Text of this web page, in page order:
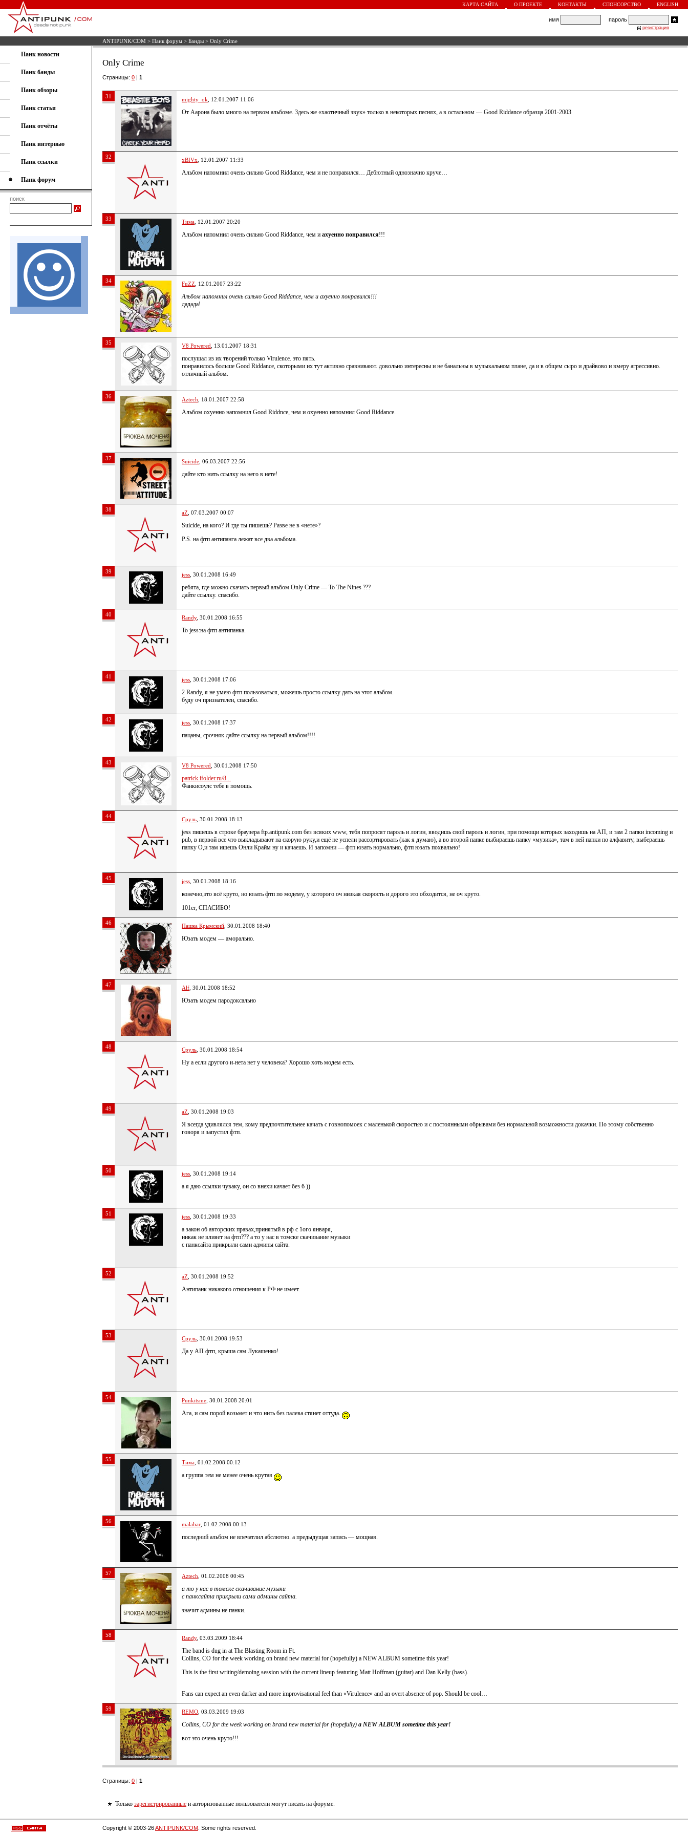
КАРТА САЙТА О ПРОЕКТЕ КОНТАКТЫ СПОНСОРСТВО ENGLISH
имя пароль
регистрация
ANTIPUNK/COM > Панк форум > Банды > Only Crime
Панк новости
Панк банды
Панк обзоры
Панк статьи
Панк отчёты
Панк интервью
Панк ссылки
Панк форум
поиск
Only Crime
Страницы: 0 | 1
31 mighty_ok , 12.01.2007 11:06
От Аарона было много на первом альбоме. Здесь же «хаотичный звук» только в некоторых песнях, а в остальном — Good Riddance образца 2001-2003
32 xBIVx , 12.01.2007 11:33
Альбом напомнил очень сильно Good Riddance, чем и не понравился… Дебютный однозначно круче…
33 Тима , 12.01.2007 20:20
Альбом напомнил очень сильно Good Riddance, чем и ахуенно понравился!!!
34 FuZZ , 12.01.2007 23:22
Альбом напомнил очень сильно Good Riddance, чем и ахуенно понравился!!!
дадада!
35 V8 Powered , 13.01.2007 18:31
послушал из их творений только Virulence. это пять.
понравилось больше Good Riddance, скоторыми их тут активно сравнивают. довольно интересны и не банальны в музыкальном плане, да и в общем сыро и драйвово и вмеру агрессивно.
отличный альбом.
36 Aztech , 18.01.2007 22:58
Альбом охуенно напомнил Good Riddnce, чем и охуенно напомнил Good Riddance.
37 Suicide , 06.03.2007 22:56
дайте кто нить ссылку на него в нете!
38 aZ , 07.03.2007 00:07
Suicide, на кого? И где ты пишешь? Разве не в «нете»?
P.S. на фтп антипанга лежат все два альбома.
39 jess , 30.01.2008 16:49
ребята, где можно скачать первый альбом Only Crime — To The Nines ???
дайте ссылку. спасибо.
40 Randy, 30.01.2008 16:55
To jess:на фтп антипанка.
41 jess , 30.01.2008 17:06
2 Randy, я не умею фтп пользоваться, можешь просто ссылку дать на этот альбом.
буду оч признателен, спасибо.
42 jess , 30.01.2008 17:37
пацаны, срочняк дайте ссылку на первый альбом!!!!
43 V8 Powered , 30.01.2008 17:50
patrick.ifolder.ru/8...
Фанкисоулс тебе в помощь.
44 Сруль , 30.01.2008 18:13
jess пишешь в строке браузера ftp.antipunk.com без всяких www, тебя попросят пароль и логин, вводишь свой пароль и логин, при помощи которых заходишь на АП, и там 2 папки incoming и
pub, в первой все что выкладывают на скорую руку,и ещё не успели рассортировать (как я думаю), а во второй папке выбираешь папку «музика», там в ней папки по алфавиту, выбераешь
папку О,и там ишешь Онли Крайм ну и качаешь. И запомни — фтп юзать нормально, фтп юзать похвально!
45 jess , 30.01.2008 18:16
конечно,это всё круто, но юзать фтп по модему, у которого оч низкая скорость и дорого это обходится, не оч круто.
101er, СПАСИБО!
46 Пашка Крымский , 30.01.2008 18:40
Юзать модем — аморально.
47 Alf , 30.01.2008 18:52
Юзать модем пародоксально
48 Сруль , 30.01.2008 18:54
Ну а если другого и-нета нет у человека? Хорошо хоть модем есть.
49 aZ , 30.01.2008 19:03
Я всегда удивлялся тем, кому предпочтительнее качать с говнопомоек с маленькой скоростью и с постоянными обрывами без нормальной возможности докачки. По этому собственно
говоря и запустил фтп.
50 jess , 30.01.2008 19:14
а я даю ссылки чуваку, он со внехи качает без б ))
51 jess , 30.01.2008 19:33
а закон об авторских правах,принятый в рф с 1ого января,
никак не влияет на фтп??? а то у нас в томске скачивание музыки
с панксайта прикрыли сами админы сайта.
52 aZ , 30.01.2008 19:52
Антипанк никакого отношения к РФ не имеет.
53 Сруль , 30.01.2008 19:53
Да у АП фтп, крыша сам Лукашенко!
54 Punkitsme , 30.01.2008 20:01
Ага, и сам порой возьмет и что нить без палева стянет оттуда.
55 Тима , 01.02.2008 00:12
а группа тем не менее очень крутая
56 malabar , 01.02.2008 00:13
последний альбом не впечатлил абслютно. а предыдущая запись — мощная.
57 Aztech , 01.02.2008 00:45
а то у нас в томске скачивание музыки
с панксайта прикрыли сами админы сайта.
значит админы не панки.
58 Randy, 03.03.2009 18:44
The band is dug in at The Blasting Room in Ft.
Collins, CO for the week working on brand new material for (hopefully) a NEW ALBUM sometime this year!
This is the first writing/demoing session with the current lineup featuring Matt Hoffman (guitar) and Dan Kelly (bass).
Fans can expect an even darker and more improvisational feel than «Virulence» and an overt absence of pop. Should be cool…
59 REMO , 03.03.2009 19:03
Collins, CO for the week working on brand new material for (hopefully) a NEW ALBUM sometime this year!
вот это очень круто!!!
Страницы: 0 | 1
Только зарегистрированные и авторизованные пользователи могут писать на форуме.
Copyright © 2003-26ANTIPUNK/COM . Some rights reserved.